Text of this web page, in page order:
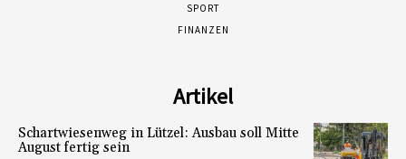
SPORT
FINANZEN
Artikel
Schartwiesenweg in Lützel: Ausbau soll Mitte
August fertig sein